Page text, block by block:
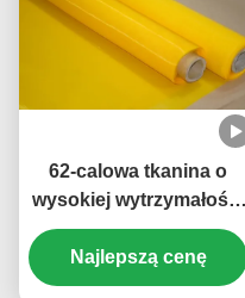
62-calowa tkanina o
wysokiej wytrzymałości
na rozciąganie 160
oczek do sitodruku,
certyfikat FDA
Najlepszą cenę